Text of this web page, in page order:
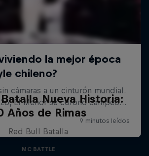
Nueva Historia:
Años de Rimas
Red Bull Batalla
MC BATTLE